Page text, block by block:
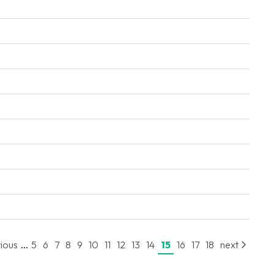
... 5 6 7 8 9 10 11 12 13 14 15 16 17 18 next